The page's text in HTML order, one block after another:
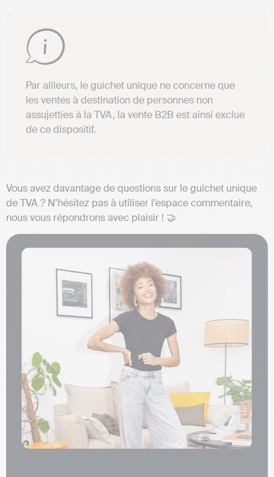
Par ailleurs, le guichet unique ne concerne que
les ventes à destination de personnes non
assujetties à la TVA, la vente B2B est ainsi exclue
de ce dispositif.
Vous avez davantage de questions sur le guichet unique
de TVA ? N’hésitez pas à utiliser l’espace commentaire,
nous vous répondrons avec plaisir ! 🤝